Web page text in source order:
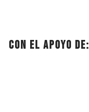
Con el apoyo de: